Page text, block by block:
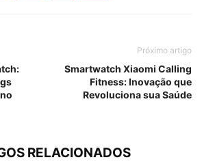
Próximo artigo
Smartwatch Xiaomi Calling
Fitness: Inovação que
Revoluciona sua Saúde
RELACIONADOS